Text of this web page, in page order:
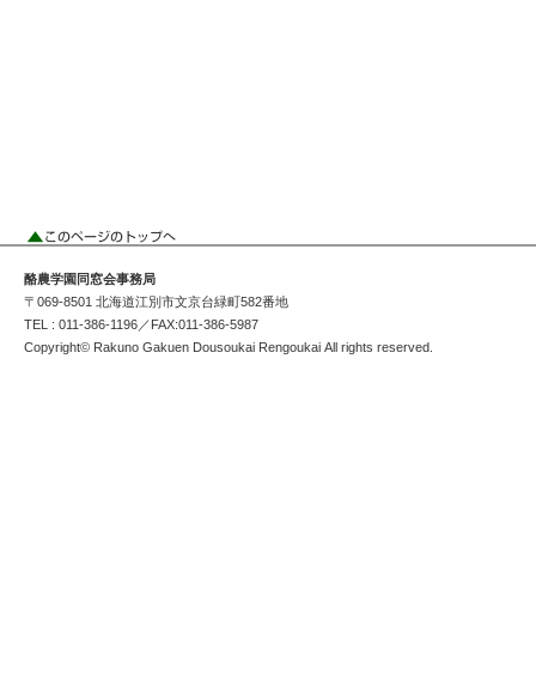
酪農学園同窓会事務局
〒069-8501 北海道江別市文京台緑町582番地
TEL : 011-386-1196／FAX:011-386-5987
Copyright© Rakuno Gakuen Dousoukai Rengoukai All rights reserved.